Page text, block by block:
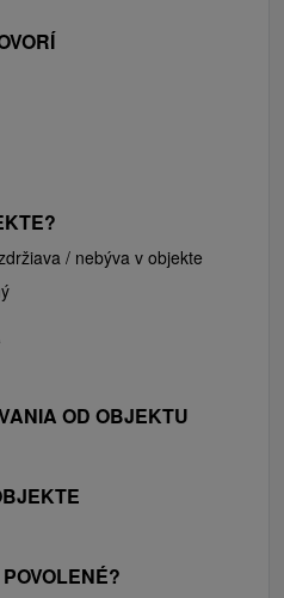
/ nebýva v objekte
OD OBJEKTU